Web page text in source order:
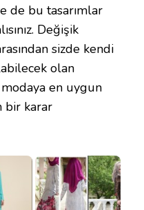
de bu tasarımlar
Değişik
sizde kendi
olan
en uygun
bir karar